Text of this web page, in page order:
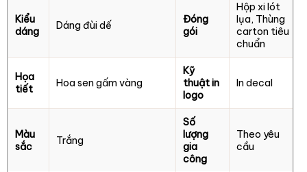
Kiểu
dáng
Dáng đùi dế
Đóng
gói
Hộp xi lót
lụa, Thùng
carton tiêu
chuẩn
Họa
tiết
Hoa sen gấm vàng
Kỹ
thuật in
logo
In decal
Màu
sắc
Trắng
Số
lượng
gia
công
Theo yêu
cầu